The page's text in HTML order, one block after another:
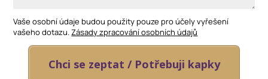
Vaše osobní údaje budou použity pouze pro účely vyřešení
vašeho dotazu.Zásady zpracování osobních údajů
Chci se zeptat / Potřebuji kapky